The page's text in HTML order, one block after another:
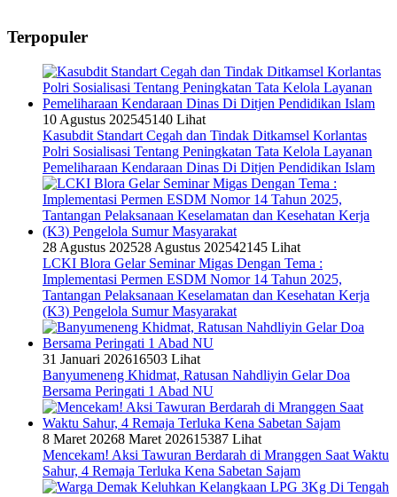
Terpopuler
10 Agustus 202545140 Lihat
Kasubdit Standart Cegah dan Tindak Ditkamsel Korlantas
Polri Sosialisasi Tentang Peningkatan Tata Kelola Layanan
Pemeliharaan Kendaraan Dinas Di Ditjen Pendidikan Islam
28 Agustus 202528 Agustus 202542145 Lihat
LCKI Blora Gelar Seminar Migas Dengan Tema :
Implementasi Permen ESDM Nomor 14 Tahun 2025,
Tantangan Pelaksanaan Keselamatan dan Kesehatan Kerja
(K3) Pengelola Sumur Masyarakat
31 Januari 202616503 Lihat
Banyumeneng Khidmat, Ratusan Nahdliyin Gelar Doa
Bersama Peringati 1 Abad NU
8 Maret 20268 Maret 202615387 Lihat
Mencekam! Aksi Tawuran Berdarah di Mranggen Saat Waktu
Sahur, 4 Remaja Terluka Kena Sabetan Sajam